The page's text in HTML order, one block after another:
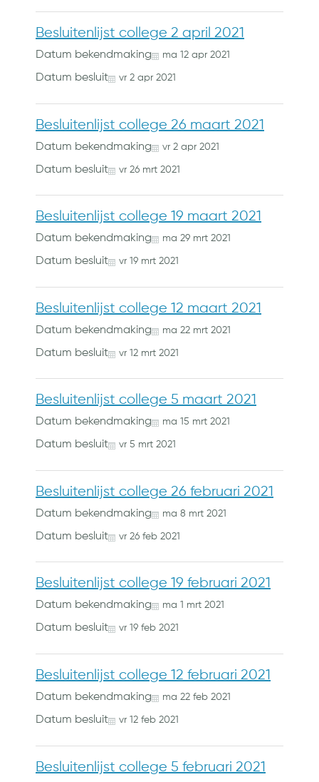
Besluitenlijst college 2 april 2021
Datum bekendmaking ma 12 apr 2021
Datum besluit vr 2 apr 2021
Besluitenlijst college 26 maart 2021
Datum bekendmaking vr 2 apr 2021
Datum besluit vr 26 mrt 2021
Besluitenlijst college 19 maart 2021
Datum bekendmaking ma 29 mrt 2021
Datum besluit vr 19 mrt 2021
Besluitenlijst college 12 maart 2021
Datum bekendmaking ma 22 mrt 2021
Datum besluit vr 12 mrt 2021
Besluitenlijst college 5 maart 2021
Datum bekendmaking ma 15 mrt 2021
Datum besluit vr 5 mrt 2021
Besluitenlijst college 26 februari 2021
Datum bekendmaking ma 8 mrt 2021
Datum besluit vr 26 feb 2021
Besluitenlijst college 19 februari 2021
Datum bekendmaking ma mrt 2021
Datum besluit vr 19 feb 2021
Besluitenlijst college 12 februari 2021
Datum bekendmaking ma 22 feb 2021
Datum besluit vr 12 feb 2021
Besluitenlijst college 5 februari 2021